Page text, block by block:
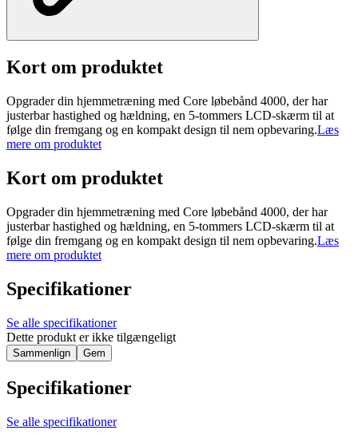
Kort om produktet
Opgrader din hjemmetræning med Core løbebånd 4000, der har
justerbar hastighed og hældning, en 5-tommers LCD-skærm til at
følge din fremgang og en kompakt design til nem opbevaring.Læs
mere om produktet
Kort om produktet
Opgrader din hjemmetræning med Core løbebånd 4000, der har
justerbar hastighed og hældning, en 5-tommers LCD-skærm til at
følge din fremgang og en kompakt design til nem opbevaring.Læs
mere om produktet
Specifikationer
Se alle specifikationer
Dette produkt er ikke tilgængeligt
Sammenlign Gem
Specifikationer
Se alle specifikationer